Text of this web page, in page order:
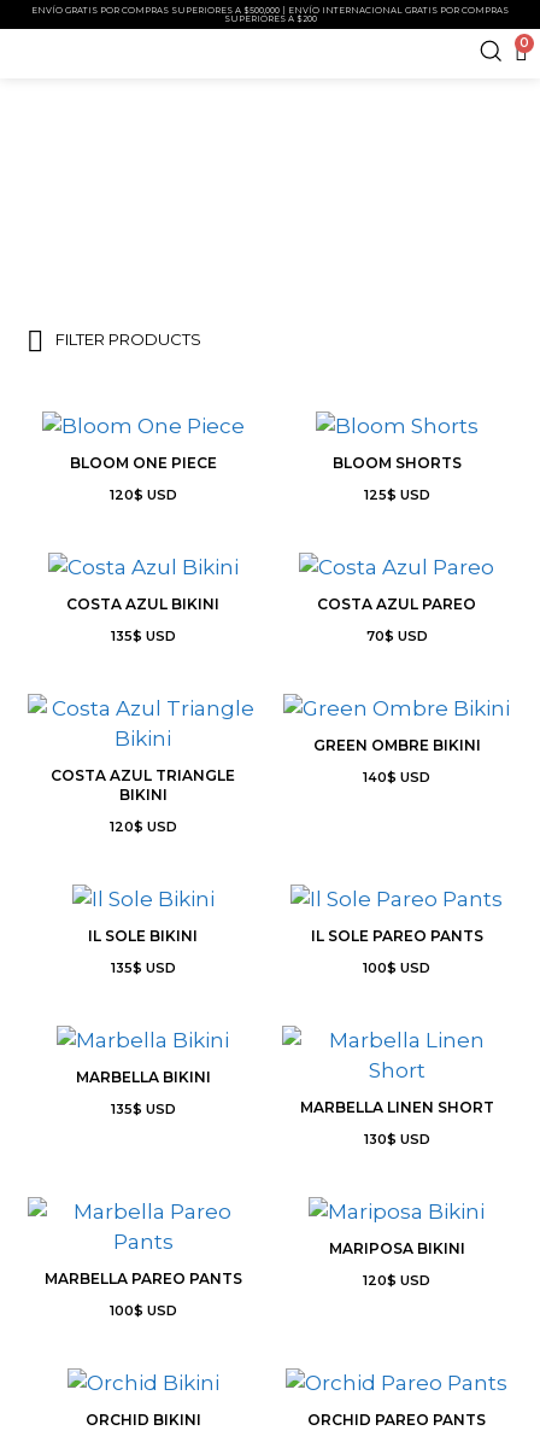
ENVÍO GRATIS POR COMPRAS SUPERIORES A $500,000 | ENVÍO INTERNACIONAL GRATIS POR COMPRAS
SUPERIORES A $200
0
FILTER PRODUCTS
BLOOM ONE PIECE
120$ USD
BLOOM SHORTS
125$ USD
COSTA AZUL BIKINI
135$ USD
COSTA AZUL PAREO
70$ USD
COSTA AZUL TRIANGLE
BIKINI
120$ USD
GREEN OMBRE BIKINI
140$ USD
IL SOLE BIKINI
135$ USD
IL SOLE PAREO PANTS
100$ USD
MARBELLA BIKINI
135$ USD MARBELLA LINEN SHORT
130$ USD
MARBELLA PAREO PANTS
100$ USD
MARIPOSA BIKINI
120$ USD
ORCHID BIKINI ORCHID PAREO PANTS